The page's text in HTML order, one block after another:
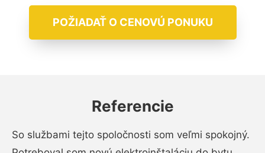
POŽIADAŤ O CENOVÚ PONUKU
Referencie
So službami tejto spoločnosti som veľmi spokojný.